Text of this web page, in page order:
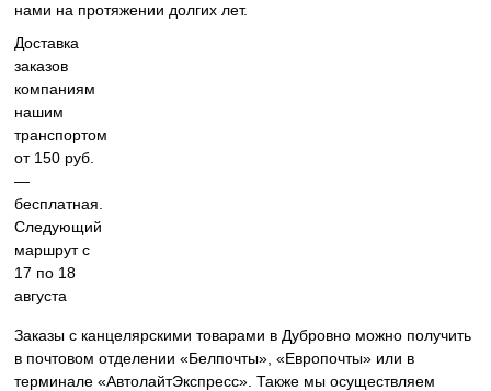
нами на протяжении долгих лет.
Доставка
заказов
компаниям
нашим
транспортом
от 150 руб.
—
бесплатная.
Следующий
маршрут с
17 по 18
августа
Заказы с канцелярскими товарами в Дубровно можно получить
в почтовом отделении «Белпочты», «Европочты» или в
терминале «АвтолайтЭкспресс». Также мы осуществляем